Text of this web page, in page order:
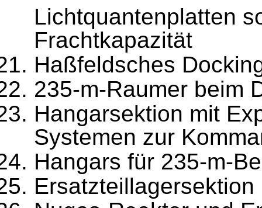
Lichtquantenplatten
Frachtkapazität
Haßfeldsches
235-m-Raumer beim
Hangarsektion mit
Systemen zur
Hangars für 235-m-
Ersatzteillagersektion